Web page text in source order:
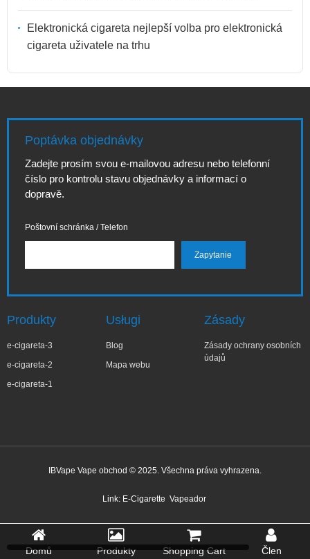
Elektronická cigareta nejlepší volba pro elektronická
cigareta uživatele na trhu
Poptávka objednávky
Zadejte prosím svou e-mailovou adresu nebo telefonní
číslo pro kontrolu stavu objednávky a informací o
dopravě.
Poštovní schránka / Telefon
Produkty
e-cigareta-3
e-cigareta-2
e-cigareta-1
Usługi
Blog
Mapa webu
Zásady
Zásady ochrany osobních
údajů
IBVape Vape obchod © 2025. Všechna práva vyhrazena.
Link: E-Cigarette Vapeador
Domů Produkty Shopping Cart Člen
✕
Kar***lina
Před 2 hodinou